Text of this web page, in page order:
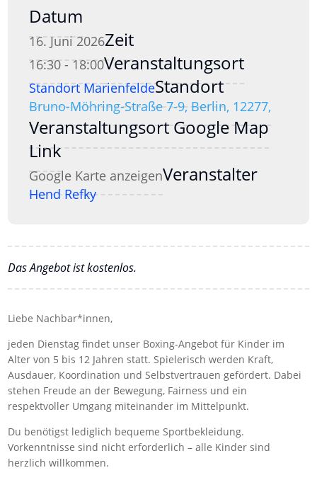
Datum
16. Juni 2026Zeit
16:30 - 18:00Veranstaltungsort
Standort MarienfeldeStandort
Bruno-Möhring-Straße 7-9, Berlin, 12277,
Veranstaltungsort Google Map
Link
Google Karte anzeigenVeranstalter
Hend Refky
Das Angebot ist kostenlos.
Liebe Nachbar*innen,
jeden Dienstag findet unser Boxing-Angebot für Kinder im
Alter von 5 bis 12 Jahren statt. Spielerisch werden Kraft,
Ausdauer, Koordination und Selbstvertrauen gefördert. Dabei
stehen Freude an der Bewegung, Fairness und ein
respektvoller Umgang miteinander im Mittelpunkt.
Du benötigst lediglich bequeme Sportbekleidung.
Vorkenntnisse sind nicht erforderlich – alle Kinder sind
herzlich willkommen.